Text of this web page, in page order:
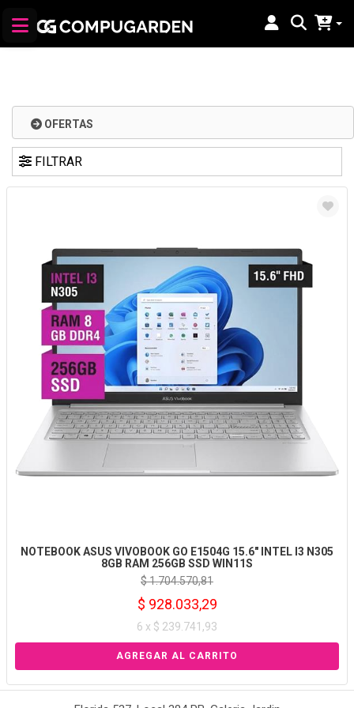
OFERTAS
FILTRAR
NOTEBOOK ASUS VIVOBOOK GO E1504G 15.6" INTEL I3 N305
8GB RAM 256GB SSD WIN11S
$ 1.704.570,81
$ 928.033,29
6 x $ 239.741,93